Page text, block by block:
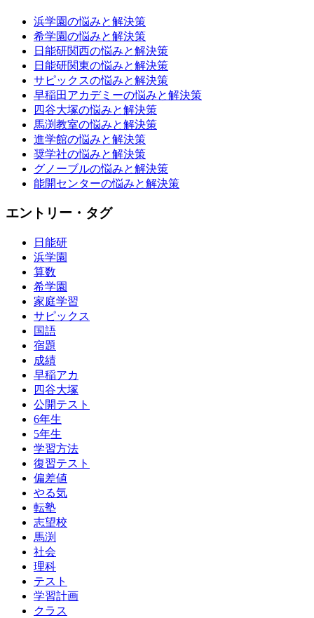
浜学園の悩みと解決策
希学園の悩みと解決策
日能研関西の悩みと解決策
日能研関東の悩みと解決策
サピックスの悩みと解決策
早稲田アカデミーの悩みと解決策
四谷大塚の悩みと解決策
馬渕教室の悩みと解決策
進学館の悩みと解決策
奨学社の悩みと解決策
グノーブルの悩みと解決策
能開センターの悩みと解決策
エントリー・タグ
日能研
浜学園
算数
希学園
家庭学習
サピックス
国語
宿題
成績
早稲アカ
四谷大塚
公開テスト
6年生
5年生
学習方法
復習テスト
偏差値
やる気
転塾
志望校
馬渕
社会
理科
テスト
学習計画
クラス